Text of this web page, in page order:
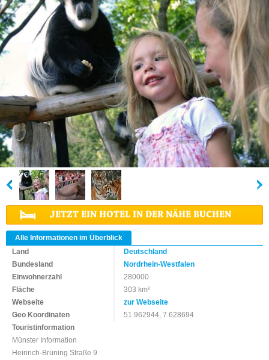
JETZT EIN HOTEL IN DER NÄHE BUCHEN
Alle Informationen im Überblick
Land
Deutschland
Bundesland
Nordrhein-Westfalen
Einwohnerzahl
280000
Fläche
303 km²
Webseite
zur Webseite
Geo Koordinaten
51.962944, 7.628694
Touristinformation
Münster Information
Heinrich-Brüning Straße 9